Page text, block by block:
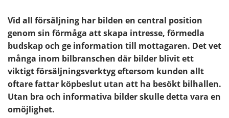
Vid all försäljning har bilden en central position
genom sin förmåga att skapa intresse, förmedla
budskap och ge information till mottagaren. Det vet
många inom bilbranschen där bilder blivit ett
viktigt försäljningsverktyg eftersom kunden allt
oftare fattar köpbeslut utan att ha besökt bilhallen.
Utan bra och informativa bilder skulle detta vara en
omöjlighet.